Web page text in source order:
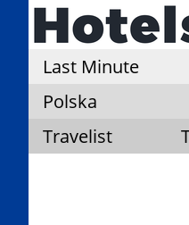
Last Minute
Polska
Travelist